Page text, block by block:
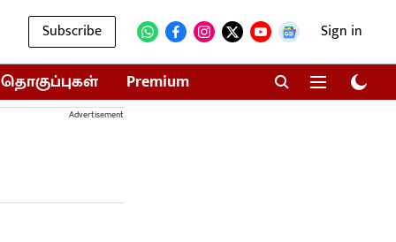
Subscribe Sign in
தொகுப்புகள் Premium
Advertisement